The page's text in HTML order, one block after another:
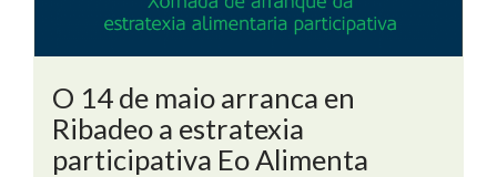
O 14 de maio arranca en
Ribadeo a estratexia
participativa Eo Alimenta